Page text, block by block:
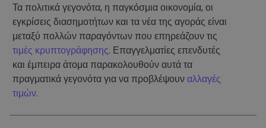
Τα πολιτικά γεγονότα, η παγκόσμια οικονομία, οι
εγκρίσεις διασημοτήτων και τα νέα της αγοράς είναι
μεταξύ πολλών παραγόντων που επηρεάζουν τις
τιμές κρυπτογράφησης. Επαγγελματίες επενδυτές
και έμπειρα άτομα παρακολουθούν αυτά τα
πραγματικά γεγονότα για να προβλέψουναλλαγές
τιμών.